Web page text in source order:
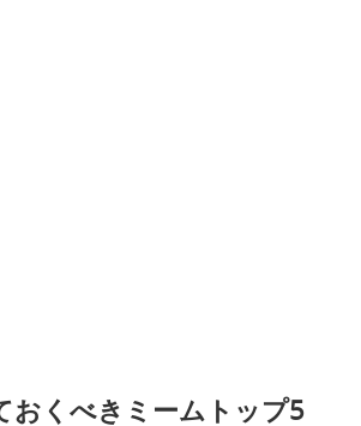
おくべきミームトップ5